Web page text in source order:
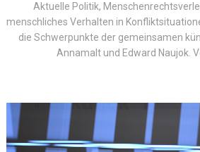
Aktuelle Politik,
menschliches Verhalten in
die Schwerpunkte der gemeinsamen
Annamalt und Edward Naujok.